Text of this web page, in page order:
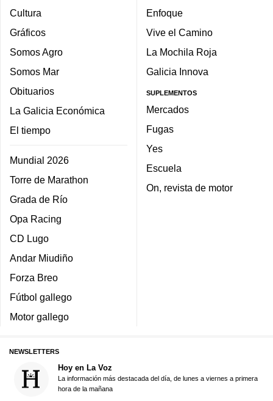
Cultura
Gráficos
Somos Agro
Somos Mar
Obituarios
La Galicia Económica
El tiempo
Mundial 2026
Torre de Marathon
Grada de Río
Opa Racing
CD Lugo
Andar Miudiño
Forza Breo
Fútbol gallego
Motor gallego
Enfoque
Vive el Camino
La Mochila Roja
Galicia Innova
SUPLEMENTOS
Mercados
Fugas
Yes
Escuela
On, revista de motor
NEWSLETTERS
Hoy en La Voz
La información más destacada del día, de lunes a viernes a primera
hora de la mañana